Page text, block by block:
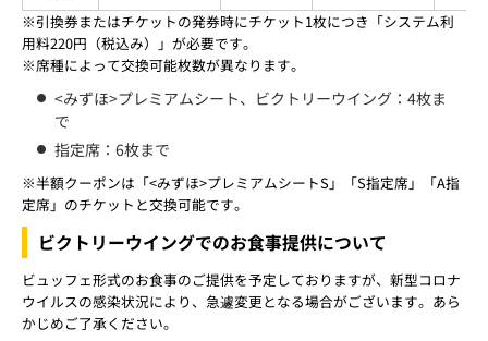
※引換券またはチケットの発券時にチケット1枚につき「システム利
用料220円（税込み）」が必要です。
※席種によって交換可能枚数が異なります。
<みずほ>プレミアムシート、ビクトリーウイング：4枚ま
で
指定席：6枚まで
※半額クーポンは「<みずほ>プレミアムシートS」「S指定席」「A指
定席」のチケットと交換可能です。
ビクトリーウイングでのお食事提供について
ビュッフェ形式のお食事のご提供を予定しておりますが、新型コロナ
ウイルスの感染状況により、急遽変更となる場合がございます。あら
かじめご了承ください。